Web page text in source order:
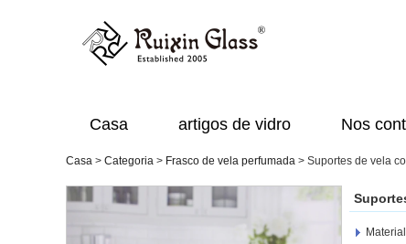
Casa artigos de vidro Nos
Casa > Categoria > Frasco de vela perfumada > Suportes de vela